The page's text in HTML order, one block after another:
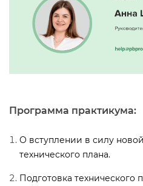
Программа практикума:
О вступлении в силу
технического плана.
Подготовка технического